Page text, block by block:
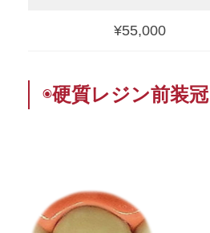
¥55,000
◉硬質レジン前装冠